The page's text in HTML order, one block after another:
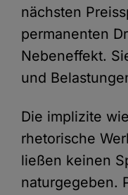
nächsten
permanenten
Nebeneffekt.
und
Die implizite
rhetorische
ließen keinen
naturgegeben.